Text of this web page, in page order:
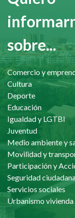
sobre...
Comercio y
Cultura
Deporte
Educación
Igualdad y LGTBI
Juventud
Medio ambiente y
Movilidad y
Participación y
Seguridad
Servicios sociales